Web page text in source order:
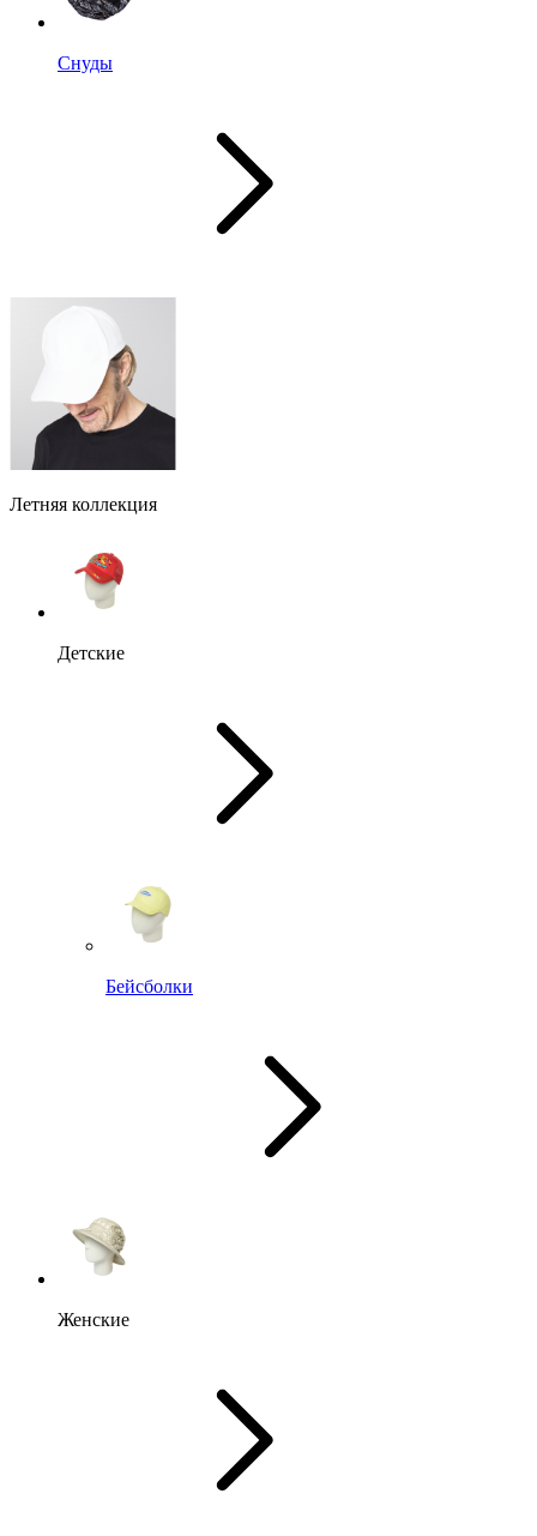
Снуды
Летняя коллекция
Детские
Бейсболки
Женские